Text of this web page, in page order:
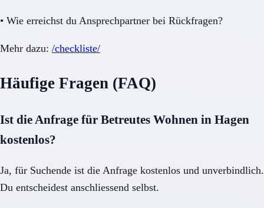
• Wie erreichst du Ansprechpartner bei Rückfragen?
Mehr dazu: /checkliste/
Häufige Fragen (FAQ)
Ist die Anfrage für Betreutes Wohnen in Hagen
kostenlos?
Ja, für Suchende ist die Anfrage kostenlos und unverbindlich.
Du entscheidest anschliessend selbst.